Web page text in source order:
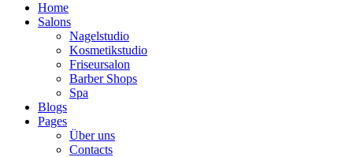
Home
Salons
Nagelstudio
Kosmetikstudio
Friseursalon
Barber Shops
Spa
Blogs
Pages
Über uns
Contacts